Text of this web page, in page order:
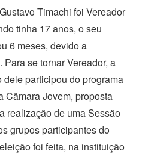
Timachi foi Vereador
tinha 17 anos, o seu
6 meses, devido a
se tornar Vereador, a
participou do programa
Câmara Jovem, proposta
realização de uma Sessão
grupos participantes do
foi feita, na instituição